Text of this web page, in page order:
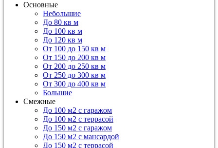
Основные
Небольшие
До 80 кв м
До 100 кв м
До 120 кв м
От 100 до 150 кв м
От 150 до 200 кв м
От 200 до 250 кв м
От 250 до 300 кв м
От 300 до 400 кв м
Большие
Смежные
До 100 м2 с гаражом
До 100 м2 с террасой
До 150 м2 с гаражом
До 150 м2 с мансардой
До 150 м2 с террасой